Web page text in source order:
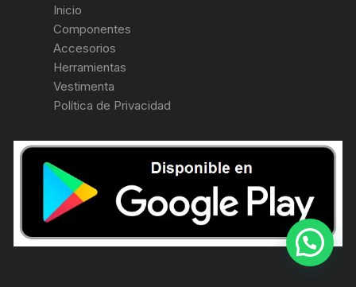
Inicio
Componentes
Accesorios
Herramientas
Vestimenta
Política de Privacidad